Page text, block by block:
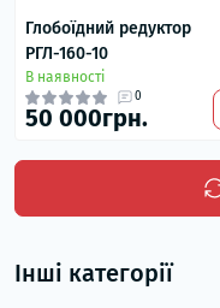
Глобоїдний редуктор
РГЛ-160-10
В наявності
0
50 000грн.
Інші категорії